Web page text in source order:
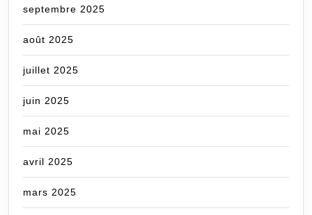
septembre 2025
août 2025
juillet 2025
juin 2025
mai 2025
avril 2025
mars 2025